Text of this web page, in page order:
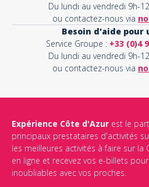
Du lundi au vendredi 9h-
ou contactez-nous via
Besoin d'aide pour
Service Groupe : +33 (0)4
Du lundi au vendredi 9h-
ou contactez-nous via
Expérience Côte d'Azur est le
principaux prestataires d'activités
les meilleures activités à faire sur
en ligne et recevez vos e-billets
inoubliables avec vos proches.